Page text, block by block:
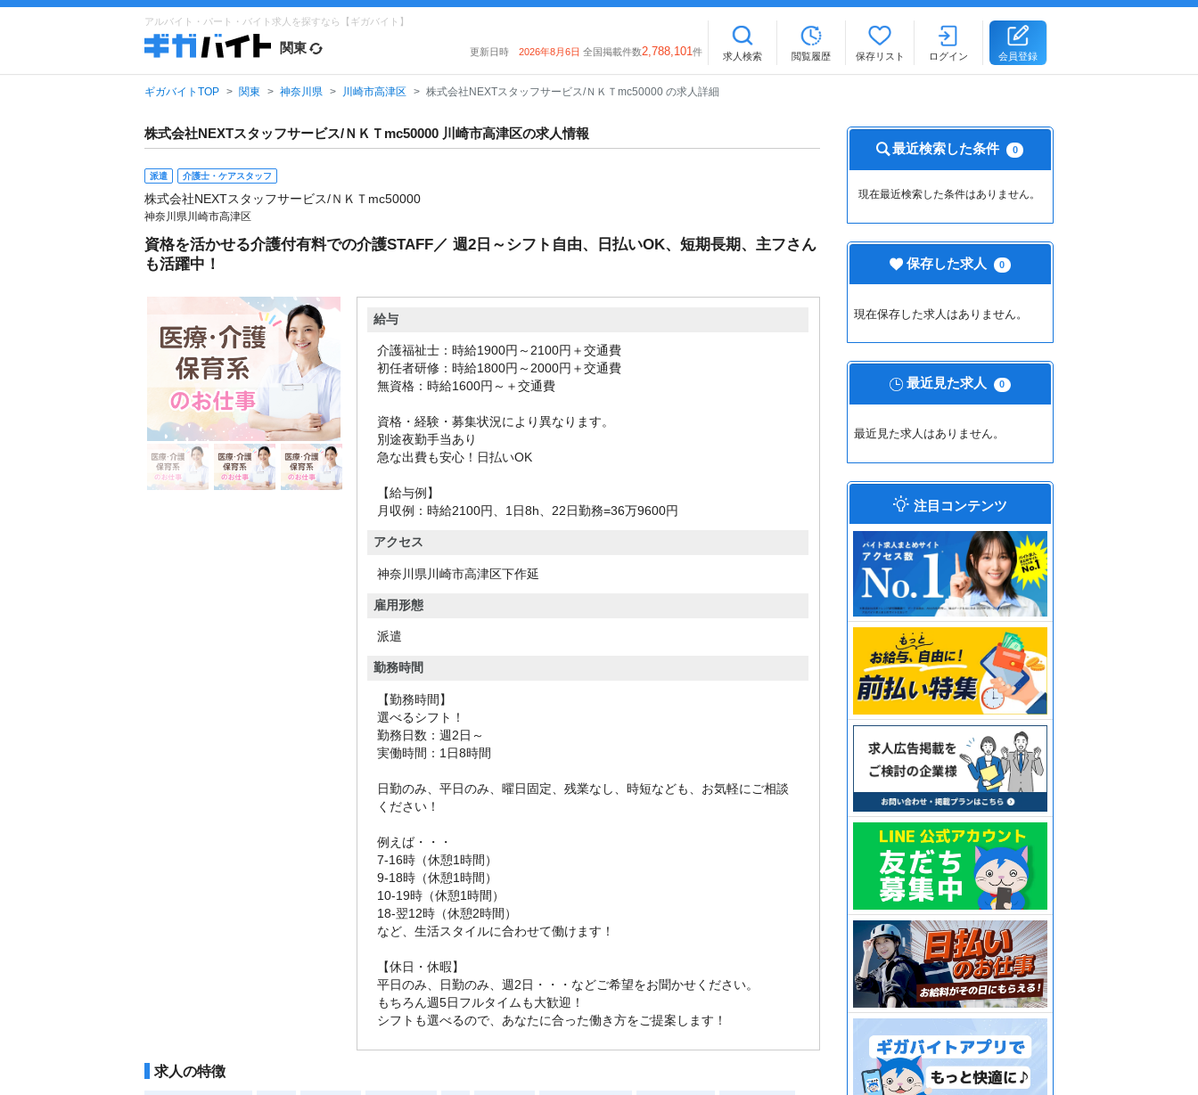
アルバイト・パート・バイト求人を探すなら【ギガバイト】
関東 更新日時 2026年8月6日 全国掲載件数2,788,101件 求人検索 閲覧履歴 保存リスト ログイン 会員登録
ギガバイトTOP 関東 神奈川県 川崎市高津区 株式会社NEXTスタッフサービス/ＮＫＴmc50000 の求人詳細
株式会社NEXTスタッフサービス/ＮＫＴmc50000 川崎市高津区の求人情報
派遣 介護士・ケアスタッフ
株式会社NEXTスタッフサービス/ＮＫＴmc50000
神奈川県川崎市高津区
資格を活かせる介護付有料での介護STAFF／ 週2日～シフト自由、日払いOK、短期長期、主フさん
も活躍中！
給与
介護福祉士：時給1900円～2100円＋交通費
初任者研修：時給1800円～2000円＋交通費
無資格：時給1600円～＋交通費
資格・経験・募集状況により異なります。
別途夜勤手当あり
急な出費も安心！日払いOK
【給与例】
月収例：時給2100円、1日8h、22日勤務=36万9600円
アクセス
神奈川県川崎市高津区下作延
雇用形態
派遣
勤務時間
【勤務時間】
選べるシフト！
勤務日数：週2日～
実働時間：1日8時間
日勤のみ、平日のみ、曜日固定、残業なし、時短なども、お気軽にご相談
ください！
例えば・・・
7-16時（休憩1時間）
9-18時（休憩1時間）
10-19時（休憩1時間）
18-翌12時（休憩2時間）
など、生活スタイルに合わせて働けます！
【休日・休暇】
平日のみ、日勤のみ、週2日・・・などご希望をお聞かせください。
もちろん週5日フルタイムも大歓迎！
シフトも選べるので、あなたに合った働き方をご提案します！
求人の特徴
最近検索した条件 0
現在最近検索した条件はありません。
保存した求人 0
現在保存した求人はありません。
最近見た求人 0
最近見た求人はありません。
注目コンテンツ